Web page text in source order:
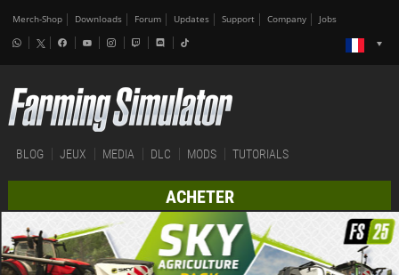
Merch-Shop Downloads Forum Updates Support Company Jobs
BLOG JEUX MEDIA DLC MODS TUTORIALS
ACHETER